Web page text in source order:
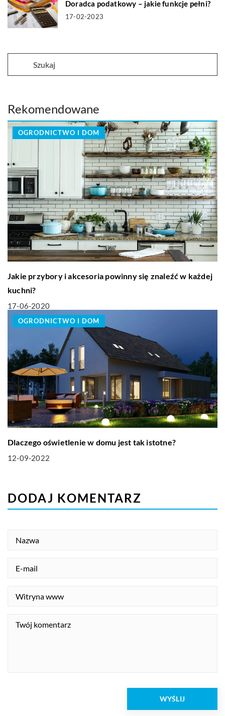
Doradca podatkowy – jakie funkcje pełni?
17-02-2023
Rekomendowane
OGRODNICTWO I DOM
Jakie przybory i akcesoria powinny się znaleźć w każdej
kuchni?
17-06-2020
OGRODNICTWO I DOM
Dlaczego oświetlenie w domu jest tak istotne?
12-09-2022
DODAJ KOMENTARZ